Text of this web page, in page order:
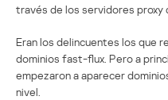
través de los servidores proxy
Eran los delincuentes los que
dominios fast-flux. Pero a
empezaron a aparecer
nivel.